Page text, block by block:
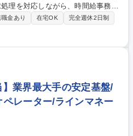
理を対応しながら、時間給事務ス
における課題を特定、品質向上・
当していただくポジションです。
種手続き ■グループ会社への請求/
業務フォロー/進捗管理 ■業務の割
業務レクチャー ■業務フローの見
実/イオンG
職金あり 在宅OK
完全週休2日制
】業界最大手の安定基盤/
レーター/ラインマネー